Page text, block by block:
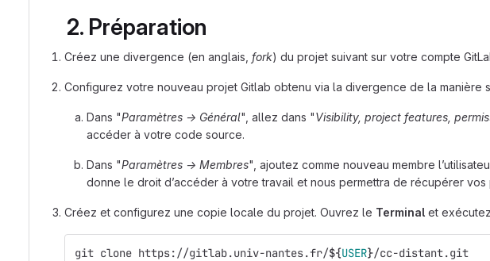
2. Préparation
Créez une divergence (en anglais, fork) du projet suivant sur votre compte
Configurez votre nouveau projet Gitlab obtenu via la divergence de la manière
Dans "Paramètres → Général", allez dans "Visibility, project features,
accéder à votre code source.
Dans "Paramètres → Membres", ajoutez comme nouveau membre
donne le droit d’accéder à votre travail et nous permettra de récupérer vos
Créez et configurez une copie locale du projet. Ouvrez le Terminal et
git clone https://gitlab.univ-nantes.fr/${USER}/cc-distant.git